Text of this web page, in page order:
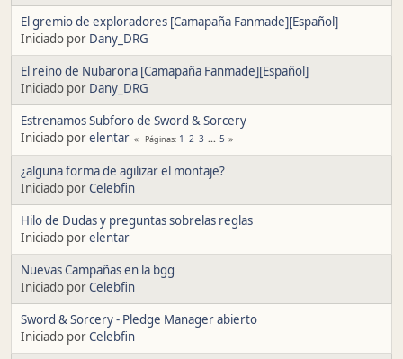
El gremio de exploradores [Camapaña Fanmade][Español]
Iniciado por Dany_DRG
El reino de Nubarona [Camapaña Fanmade][Español]
Iniciado por Dany_DRG
Estrenamos Subforo de Sword & Sorcery
Iniciado porelentar Páginas 1 2 3 ... 5
¿alguna forma de agilizar el montaje?
Iniciado porCelebfin
Hilo de Dudas y preguntas sobrelas reglas
Iniciado porelentar
Nuevas Campañas en la bgg
Iniciado porCelebfin
Sword & Sorcery - Pledge Manager abierto
Iniciado porCelebfin